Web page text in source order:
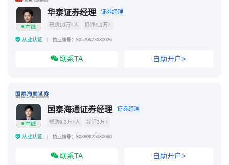
股票交易规则和时间 A股或将迎来史诗级变盘
在线
华泰证券经理 证券经理
帮助10万+人 好评4.1万+
从业认证 执业编号：S0570623080026
联系TA 自助开户>
在线
国泰海通证券经理 证券经理
帮助9.3万+人 好评3万+
从业认证 执业编号：S0880625080060
联系TA 自助开户>